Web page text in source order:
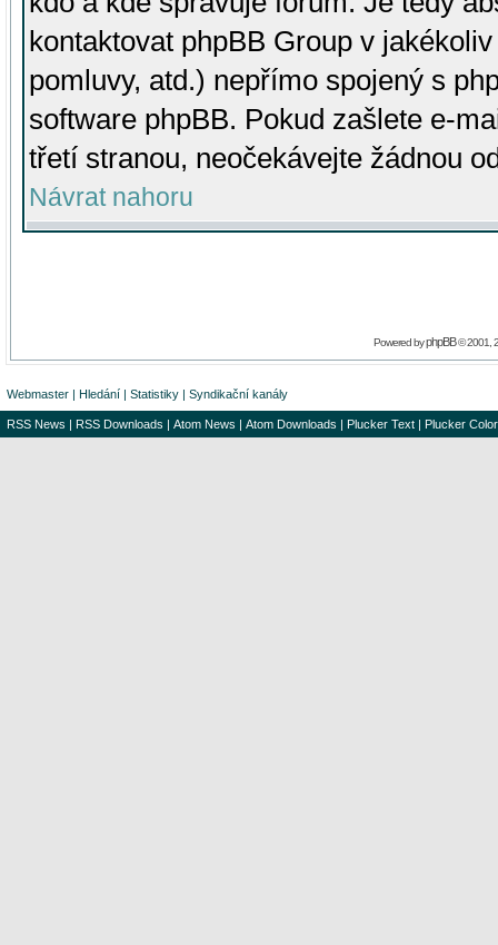
kontaktovat phpBB Group v
pomluvy, atd.) nepřímo spojený s
software phpBB. Pokud zašlete e-
třetí stranou, neočekávejte žádnou
Návrat nahoru
Powered byphpBB© 2001,
Webmaster | Hledání | Statistiky | Syndikační kanály
RSS News | RSS Downloads | Atom News | Atom Downloads | Plucker Text | Plucker Color